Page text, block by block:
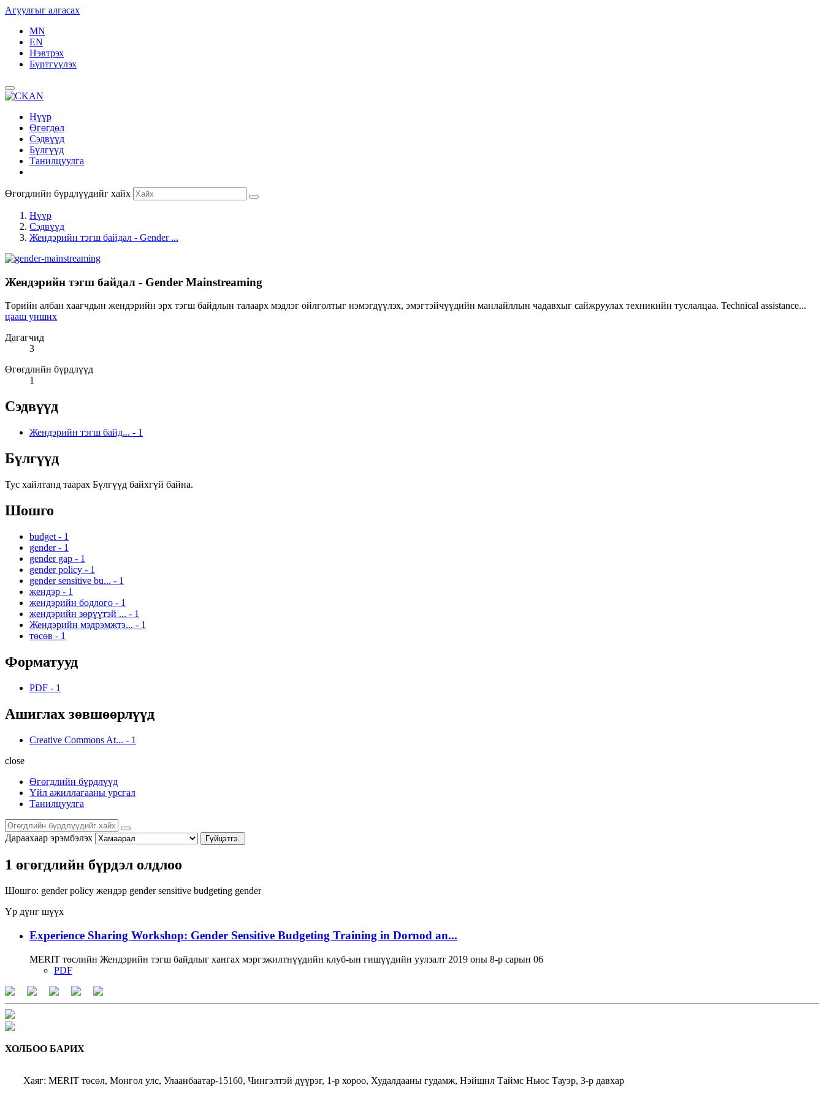
Агуулгыг алгасах
MN
EN
Нэвтрэх
Бүртгүүлэх
Нүүр
Өгөгдөл
Сэдвүүд
Бүлгүүд
Танилцуулга
Өгөгдлийн бүрдлүүдийг хайх
Нүүр
Сэдвүүд
Жендэрийн тэгш байдал - Gender ...
Жендэрийн тэгш байдал - Gender Mainstreaming
Төрийн албан хаагчдын жендэрийн эрх тэгш байдлын талаарх мэдлэг ойлголтыг нэмэгдүүлэх, эмэгтэйчүүдийн манлайллын чадавхыг сайжруулах техникийн туслалцаа. Technical assistance...
цааш унших
Дагагчид
3
Өгөгдлийн бүрдлүүд
1
Сэдвүүд
Жендэрийн тэгш байд... - 1
Бүлгүүд
Тус хайлтанд таарах Бүлгүүд байхгүй байна.
Шошго
budget - 1
gender - 1
gender gap - 1
gender policy - 1
gender sensitive bu... - 1
жендэр - 1
жендэрийн бодлого - 1
жендэрийн зөрүүтэй ... - 1
Жендэрийн мэдрэмжтэ... - 1
төсөв - 1
Форматууд
PDF - 1
Ашиглах зөвшөөрлүүд
Creative Commons At... - 1
close
Өгөгдлийн бүрдлүүд
Үйл ажиллагааны урсгал
Танилцуулга
Дараахаар эрэмбэлэх Гүйцэтгэ.
1 өгөгдлийн бүрдэл олдлоо
Шошго: gender policy жендэр gender sensitive budgeting gender
Үр дүнг шүүх
Experience Sharing Workshop: Gender Sensitive Budgeting Training in Dornod an...
MERIT төслийн Жендэрийн тэгш байдлыг хангах мэргэжилтнүүдийн клуб-ын гишүүдийн уулзалт 2019 оны 8-р сарын 06
PDF
ХОЛБОО БАРИХ
Хаяг: MERIT төсөл, Монгол улс, Улаанбаатар-15160, Чингэлтэй дүүрэг, 1-р хороо, Худалдааны гудамж, Нэйшнл Таймс Ньюс Тауэр, 3-р давхар